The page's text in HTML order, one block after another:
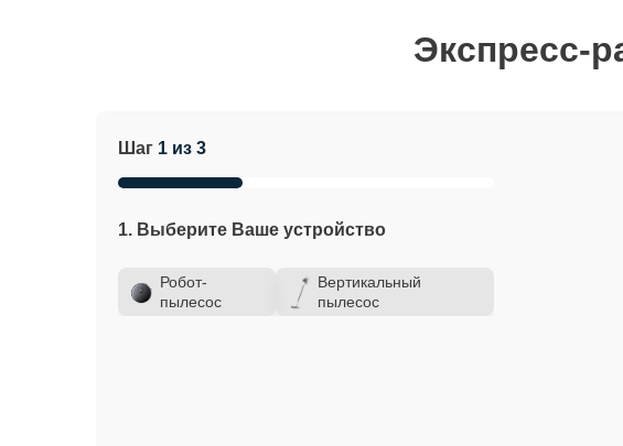
Экспресс-
Шаг 1 из 3
1. Выберите Ваше устройство
Робот-
пылесос
Вертикальный
пылесос